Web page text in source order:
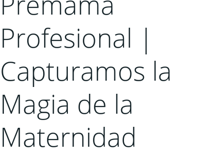
Profesional |
Capturamos la
Magia de la
Maternidad